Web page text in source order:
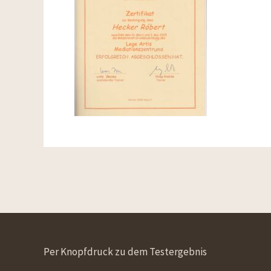
Per Knopfdruck zu dem Testergebnis